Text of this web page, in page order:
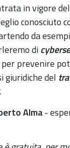
in vigore
conosciuto
da
di
prevenire
giuridiche del
.
Alma-